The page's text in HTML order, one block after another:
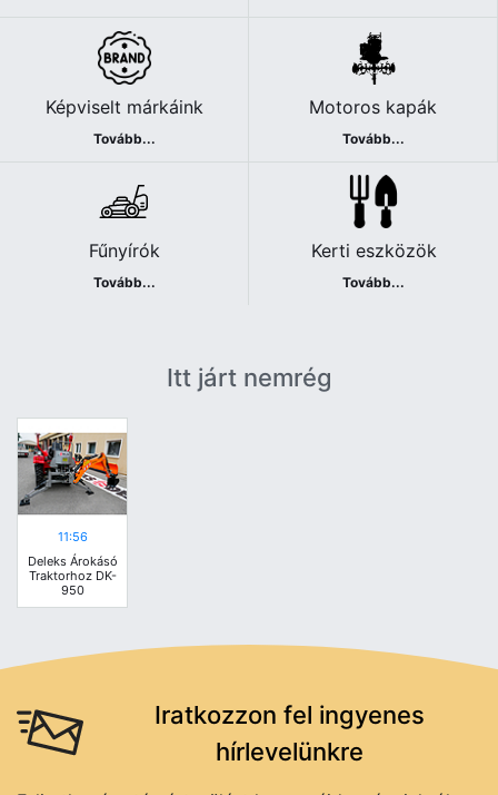
Képviselt márkáink
Tovább...
Motoros kapák
Tovább...
Fűnyírók
Tovább...
Kerti eszközök
Tovább...
Itt járt nemrég
11:56
Deleks Árokásó
Traktorhoz DK-
950
Iratkozzon fel ingyenes
hírlevelünkre